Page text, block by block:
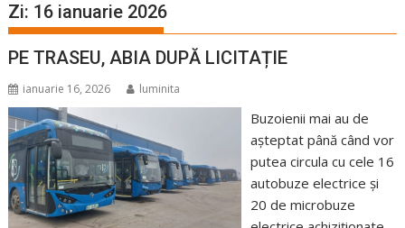
Zi: 16 ianuarie 2026
PE TRASEU, ABIA DUPĂ LICITAȚIE
ianuarie 16, 2026 luminita
Buzoienii mai au de
așteptat până când vor
putea circula cu cele 16
autobuze electrice și
20 de microbuze